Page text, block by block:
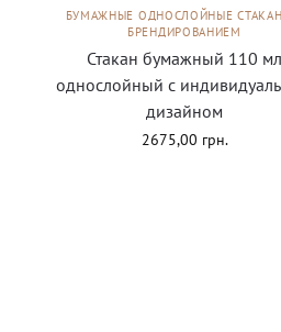
БУМАЖНЫЕ ОДНОСЛОЙНЫЕ
БРЕНДИРОВАНИЕМ
Стакан бумажный 110 мл
однослойный с
дизайном
2675,00 грн.